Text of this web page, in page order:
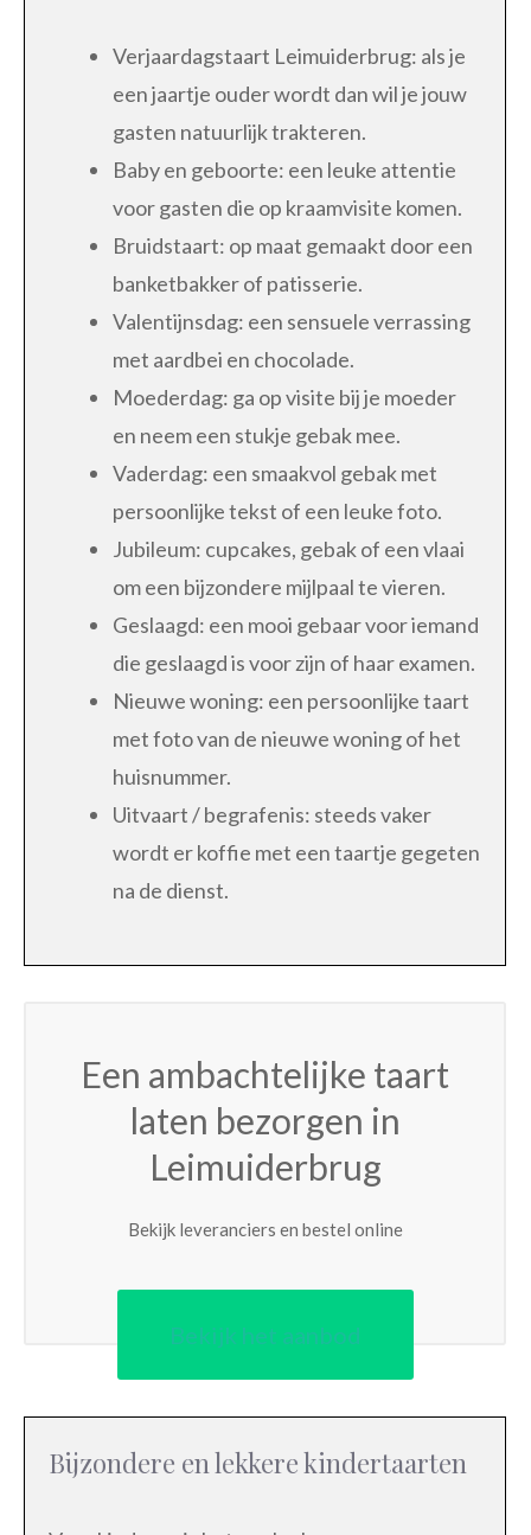
Verjaardagstaart Leimuiderbrug: als je
een jaartje ouder wordt dan wil je jouw
gasten natuurlijk trakteren.
Baby en geboorte: een leuke attentie
voor gasten die op kraamvisite komen.
Bruidstaart: op maat gemaakt door een
banketbakker of patisserie.
Valentijnsdag: een sensuele verrassing
met aardbei en chocolade.
Moederdag: ga op visite bij je moeder
en neem een stukje gebak mee.
Vaderdag: een smaakvol gebak met
persoonlijke tekst of een leuke foto.
Jubileum: cupcakes, gebak of een vlaai
om een bijzondere mijlpaal te vieren.
Geslaagd: een mooi gebaar voor iemand
die geslaagd is voor zijn of haar examen.
Nieuwe woning: een persoonlijke taart
met foto van de nieuwe woning of het
huisnummer.
Uitvaart / begrafenis: steeds vaker
wordt er koffie met een taartje gegeten
na de dienst.
Een ambachtelijke taart
laten bezorgen in
Leimuiderbrug
Bekijk leveranciers en bestel online
Bekijk het aanbod
Bijzondere en lekkere kindertaarten